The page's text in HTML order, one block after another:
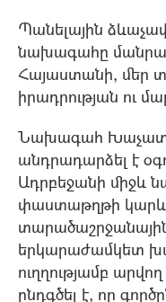
Պանելային
նախագահը
Հայաստանի, մեր
իրադրության ու
Նախագահ
անդրադարձել է
Ադրբեջանի միջև
փաստաթղթի
տարածաշրջանային
երկարաժամկետ
ուղղությամբ
ընդգծել է, որ